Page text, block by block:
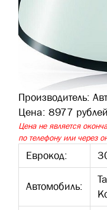
Производитель:
Цена: 8977 рублей
Цена не является
по телефону или через
Еврокод:
Автомобиль: